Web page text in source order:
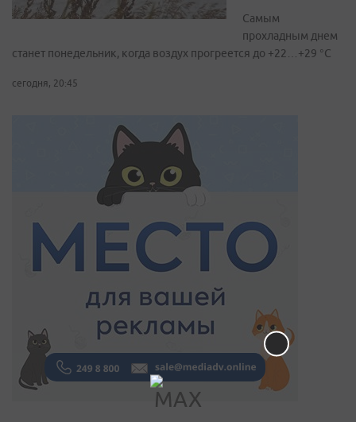
Самым
прохладным днем
станет понедельник, когда воздух прогреется до +22…+29 °С
сегодня, 20:45